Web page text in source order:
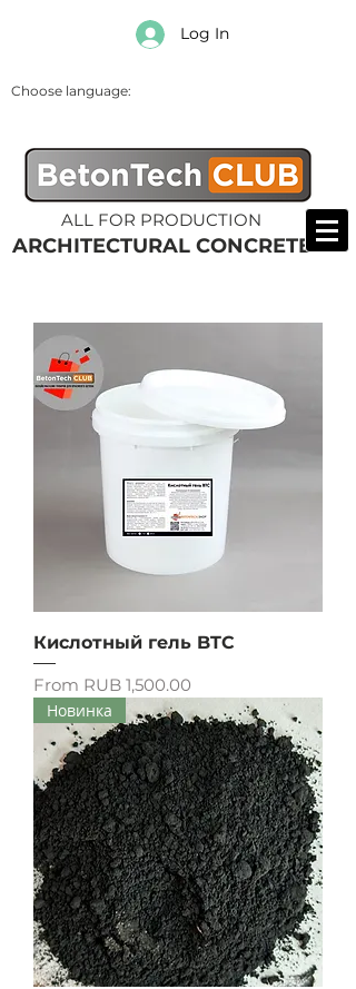
Log In
Choose language:
ARCHITECTURAL CONCRETE
ALL FOR PRODUCTION
Кислотный гель BTC
From RUB 1,500.00
Sale Price
Новинка